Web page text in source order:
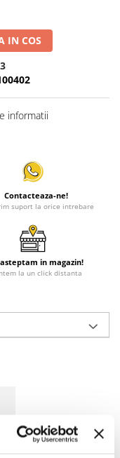
IN COS
informatii
Contacteaza-ne!
suport la orice intrebare
in magazin!
la un click distanta